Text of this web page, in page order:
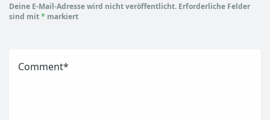
Deine E-Mail-Adresse wird nicht veröffentlicht. Erforderliche Felder
sind mit* markiert